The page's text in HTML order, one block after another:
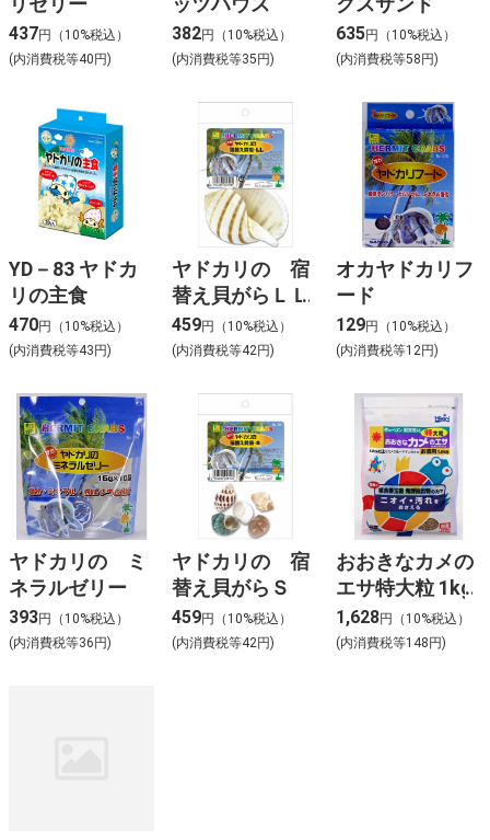
437円（10%税込）
(内消費税等40円)
382円（10%税込）
(内消費税等35円)
635円（10%税込）
(内消費税等58円)
YD－83 ヤドカ
リの主食
470円（10%税込）
(内消費税等43円)
ヤドカリの 宿
替え貝がらＬＬ
459円（10%税込）
(内消費税等42円)
オカヤドカリフ
ード
129円（10%税込）
(内消費税等12円)
ヤドカリの ミ
ネラルゼリー
393円（10%税込）
(内消費税等36円)
ヤドカリの 宿
替え貝がらＳ
459円（10%税込）
(内消費税等42円)
おおきなカメの
エサ特大粒 1kg
1,628円（10%税込）
(内消費税等148円)